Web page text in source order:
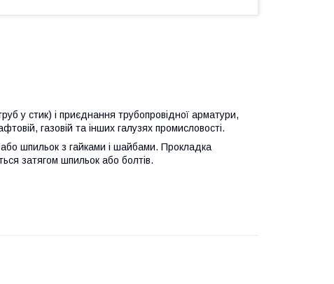
у стик) і приєднання трубопровідної арматури,
газовій та інших галузях промисловості.
шпильок з гайками і шайбами. Прокладка
затягом шпильок або болтів.